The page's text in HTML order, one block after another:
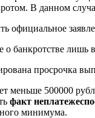
В данном
официальное
банкротстве лишь
просрочка
меньше 500000
факт
минимума.